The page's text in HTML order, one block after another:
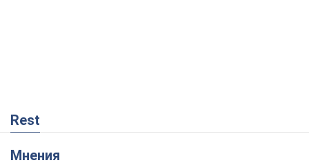
Rest
Мнения